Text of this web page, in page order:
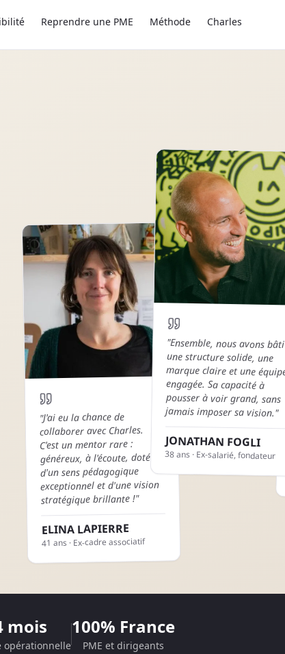
Reprendre une PME Méthode Charles
"J'ai eu la chance de
collaborer avec Charles.
C'est un mentor rare :
généreux, à l'écoute, doté
d'un sens pédagogique
exceptionnel et d'une vision
stratégique brillante !"
ELINA LAPIERRE
41 ans · Ex-cadre associatif
"Ensemble, nous avons bâti
une structure solide, une
marque claire et une équipe
engagée. Sa capacité à
pousser à voir grand, sans
jamais imposer sa vision."
JONATHAN FOGLI
38ans · Ex-salarié, fondateur
mois
opérationnelle
100% France
PME et dirigeants